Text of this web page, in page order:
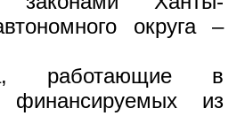
округа –
работающие в
финансируемых из